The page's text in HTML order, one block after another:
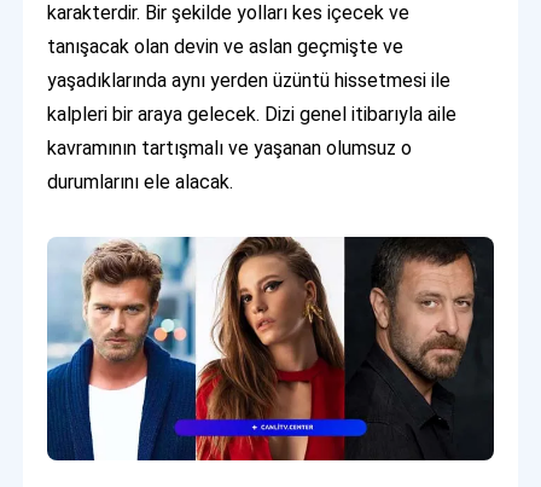
karakterdir. Bir şekilde yolları kes içecek ve
tanışacak olan devin ve aslan geçmişte ve
yaşadıklarında aynı yerden üzüntü hissetmesi ile
kalpleri bir araya gelecek. Dizi genel itibarıyla aile
kavramının tartışmalı ve yaşanan olumsuz o
durumlarını ele alacak.